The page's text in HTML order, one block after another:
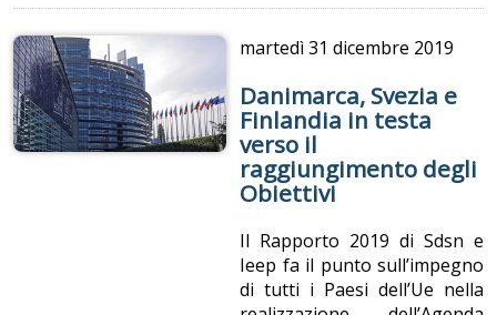
martedì31 dicembre 2019
Danimarca, Svezia e
Finlandia in testa
verso il
raggiungimento degli
Obiettivi
Il Rapporto 2019 di Sdsn e
Ieep fa il punto sull’impegno
di tutti i Paesi dell’Ue nella